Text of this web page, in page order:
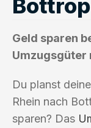
Bottrop
Geld sparen
Umzugsgüter
Du planst
Rhein nach
sparen? Das